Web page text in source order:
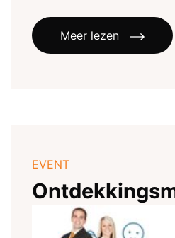
Meer lezen
EVENT